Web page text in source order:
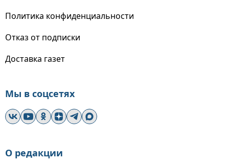
Политика конфиденциальности
Отказ от подписки
Доставка газет
Мы в соцсетях
О редакции